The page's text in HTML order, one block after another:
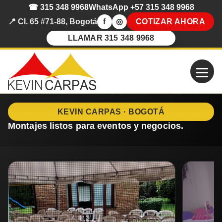
☎ 315 348 9968WhatsApp +57 315 348 9968
📍 Cl. 65 #71-88, Bogotá
f ◎
COTIZAR AHORA
LLAMAR 315 348 9968
KEVIN CARPAS · BOGOTÁ
Montajes listos para eventos y negocios.